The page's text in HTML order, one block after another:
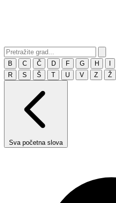
B C Č D F G H
R
S Š T U V Z Ž
Sva početna slova